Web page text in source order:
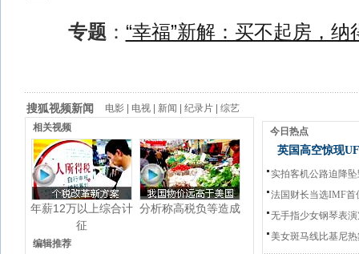
专题： “幸福”新解：买不起房，纳
搜狐视频新闻 电影| 电视| 新闻 纪录片| 综艺
相关视频
年薪12万以上综合计
征
分析称高税负等造成
编辑推荐
今日热点
英国高空惊现
实拍客机公路迫降坠
法国财长当选IMF首
无手指少女钢琴表
美女斑马线比基尼热